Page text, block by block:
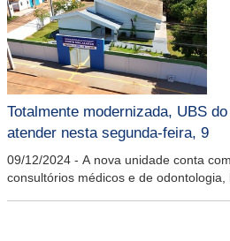
Totalmente modernizada, UBS
atender nesta segunda-feira, 9
09/12/2024 - A nova unidade conta
consultórios médicos e de odontologia,